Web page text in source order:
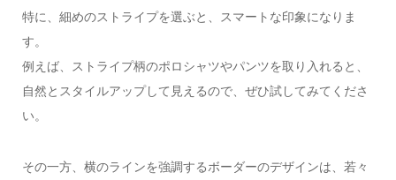
特に、細めのストライプを選ぶと、スマートな印象になりま
す。
例えば、ストライプ柄のポロシャツやパンツを取り入れると、
自然とスタイルアップして見えるので、ぜひ試してみてくださ
い。
その一方、横のラインを強調するボーダーのデザインは、若々